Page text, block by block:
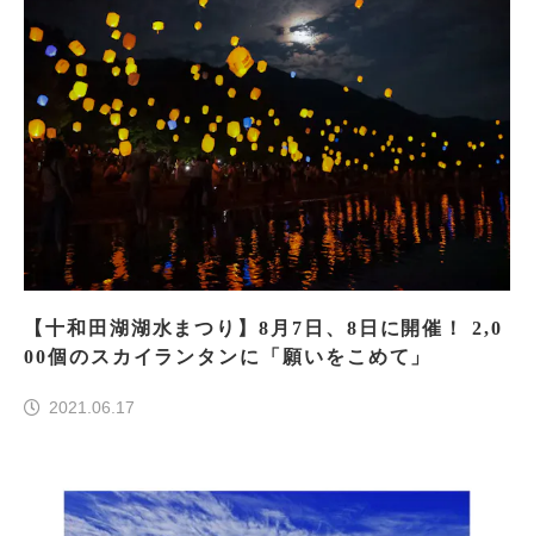
【十和田湖湖水まつり】8月7日、8日に開催！ 2,0
00個のスカイランタンに「願いをこめて」
2021.06.17